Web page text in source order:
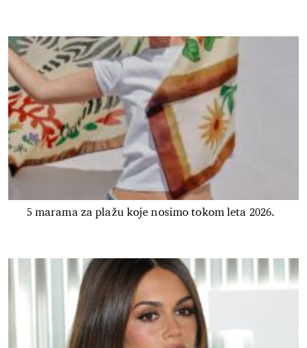
5 marama za plažu koje nosimo tokom leta 2026.